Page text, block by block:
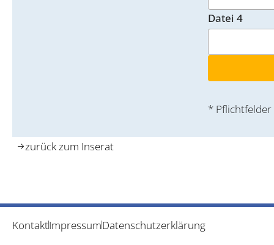
Datei 4
* Pflichtfelder
zurück zum Inserat
KontaktImpressumDatenschutzerklärung